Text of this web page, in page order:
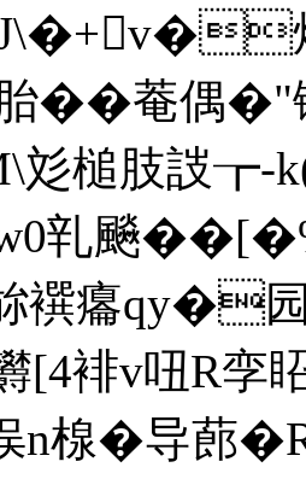
焊
��菴偶
槌肢詜┲-
乵飈�
襈癟 qy�园
[4裶v吜R孪
�导蓢�R